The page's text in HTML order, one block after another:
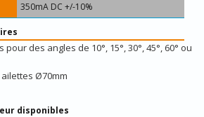
350mA DC +/-10%
des angles de 10°, 15°, 30°, 45°, 60° ou
Ø70mm
disponibles